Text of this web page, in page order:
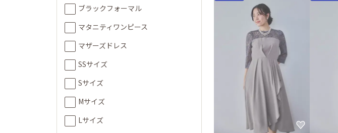
ブラックフォーマル
マタニティワンピース
マザーズドレス
SSサイズ
Sサイズ
Mサイズ
Lサイズ